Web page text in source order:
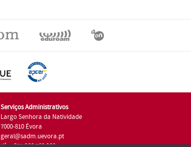
Serviços Administrativos
Largo Senhora da Natividade
7000-810 Évora
geral@sadm.uevora.pt